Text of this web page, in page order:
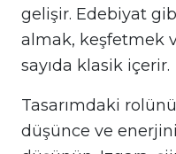
gelişir. Edebiyat
almak, keşfetmek
sayıda klasik içerir.
Tasarımdaki
düşünce ve